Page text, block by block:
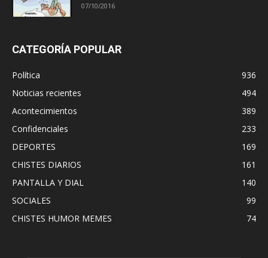
07/10/2016
CATEGORÍA POPULAR
Política
936
Noticias recientes
494
Acontecimientos
389
Confidenciales
233
DEPORTES
169
CHISTES DIARIOS
161
PANTALLA Y DIAL
140
SOCIALES
99
CHISTES HUMOR MEMES
74